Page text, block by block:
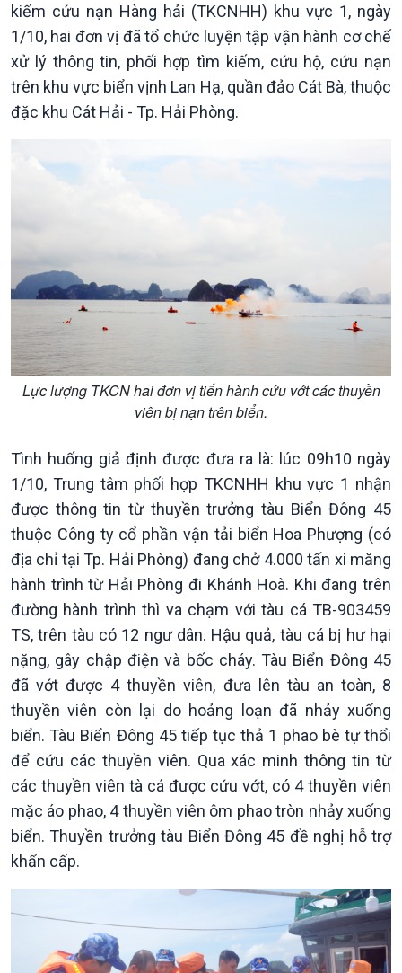
Theo dòng Thời sự
Chính trị
Tin Chính trị
Chính phủ với người dân
Đảng trong cuộc sống
Nhận diện sự thật
Pháp luật và đời sống
Tin thế giới
Vấn đề quốc tế
Hồ sơ sự kiện quốc tế
Biên cương - Một dải vững
bền
Kinh tế
Tin Kinh tế
Trước giờ mở cửa
Dòng chảy Kinh tế
Sức sống hàng Việt
Khởi nghiệp
Nông nghiệp & Biển đảo
đảo
Biển đảo Việt Nam
Tâm tình biên giới và hải
kiếm cứu nạn Hàng hải (TKCNHH) khu vực 1, ngày
1/10, hai đơn vị đã tổ chức luyện tập vận hành cơ chế
xử lý thông tin, phối hợp tìm kiếm, cứu hộ, cứu nạn
trên khu vực biển vịnh Lan Hạ, quần đảo Cát Bà, thuộc
đặc khu Cát Hải - Tp. Hải Phòng.
Lực lượng TKCN hai đơn vị tiến hành cứu vớt các thuyền
viên bị nạn trên biển.
Tình huống giả định được đưa ra là: lúc 09h10 ngày
1/10, Trung tâm phối hợp TKCNHH khu vực 1 nhận
được thông tin từ thuyền trưởng tàu Biển Đông 45
thuộc Công ty cổ phần vận tải biển Hoa Phượng (có
địa chỉ tại Tp. Hải Phòng) đang chở 4.000 tấn xi măng
hành trình từ Hải Phòng đi Khánh Hoà. Khi đang trên
đường hành trình thì va chạm với tàu cá TB-903459
TS, trên tàu có 12 ngư dân. Hậu quả, tàu cá bị hư hại
nặng, gây chập điện và bốc cháy. Tàu Biển Đông 45
đã vớt được 4 thuyền viên, đưa lên tàu an toàn, 8
thuyền viên còn lại do hoảng loạn đã nhảy xuống
biển. Tàu Biển Đông 45 tiếp tục thả 1 phao bè tự thổi
để cứu các thuyền viên. Qua xác minh thông tin từ
các thuyền viên tà cá được cứu vớt, có 4 thuyền viên
mặc áo phao, 4 thuyền viên ôm phao tròn nhảy xuống
biển. Thuyền trưởng tàu Biển Đông 45 đề nghị hỗ trợ
khẩn cấp.